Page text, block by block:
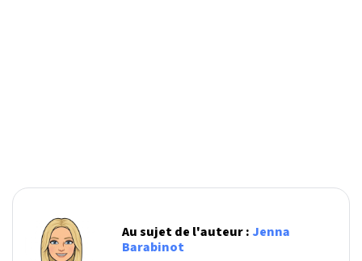
Au sujet de l'auteur : Jenna
Barabinot